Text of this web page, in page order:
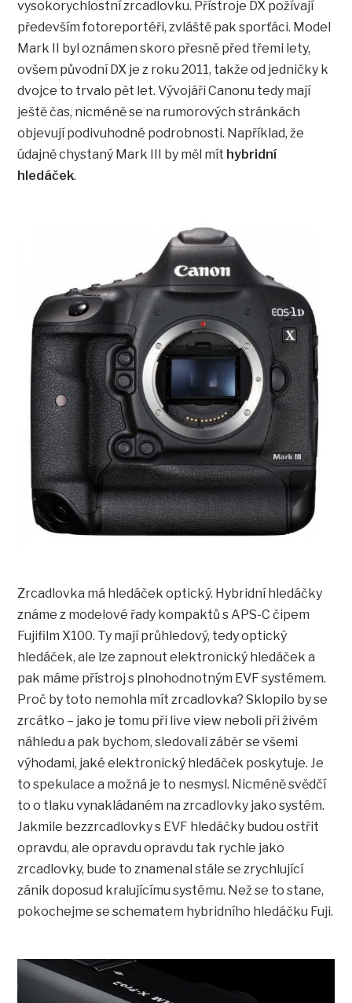
vysokorychlostní zrcadlovku. Přístroje DX požívají
především fotoreportéři, zvláště pak sporťáci. Model
Mark II byl oznámen skoro přesně před třemi lety,
ovšem původní DX je z roku 2011, takže od jedničky k
dvojce to trvalo pět let. Vývojáři Canonu tedy mají
ještě čas, nicméně se na rumorových stránkách
objevují podivuhodné podrobnosti. Například, že
údajně chystaný Mark III by měl mít hybridní
hledáček.
Zrcadlovka má hledáček optický. Hybridní hledáčky
známe z modelové řady kompaktů s APS-C čipem
Fujifilm X100. Ty mají průhledový, tedy optický
hledáček, ale lze zapnout elektronický hledáček a
pak máme přístroj s plnohodnotným EVF systémem.
Proč by toto nemohla mít zrcadlovka? Sklopilo by se
zrcátko – jako je tomu při live view neboli při živém
náhledu a pak bychom, sledovali záběr se všemi
výhodami, jaké elektronický hledáček poskytuje. Je
to spekulace a možná je to nesmysl. Nicméně svědčí
to o tlaku vynakládaném na zrcadlovky jako systém.
Jakmile bezzrcadlovky s EVF hledáčky budou ostřit
opravdu, ale opravdu opravdu tak rychle jako
zrcadlovky, bude to znamenal stále se zrychlující
zánik doposud kralujícímu systému. Než se to stane,
pokochejme se schematem hybridního hledáčku Fuji.